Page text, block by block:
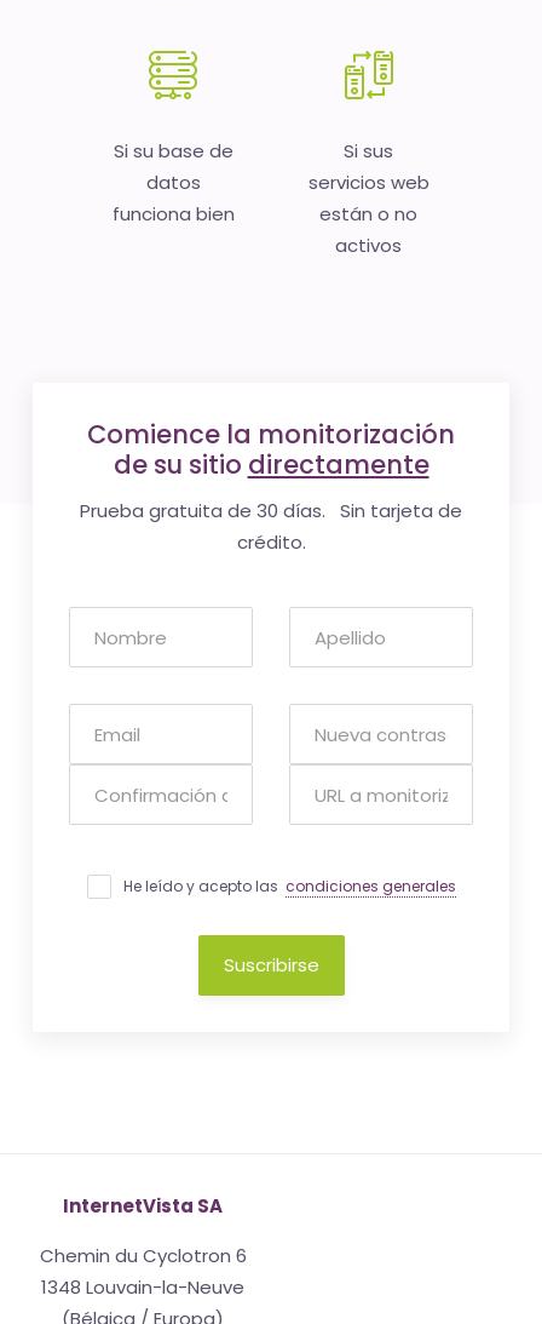
Si su base de
datos
funciona bien
Si sus
servicios web
están o no
activos
Comience la monitorización
de su sitio directamente
Prueba gratuita de 30 días. Sin tarjeta de
crédito.
He leído y acepto las condiciones generales
Suscribirse
InternetVista SA
Chemin du Cyclotron 6
1348 Louvain-la-Neuve
(Bélgica / Europa)